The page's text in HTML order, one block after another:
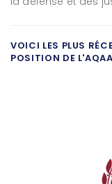
VOICI LES PLUS
POSITION DE